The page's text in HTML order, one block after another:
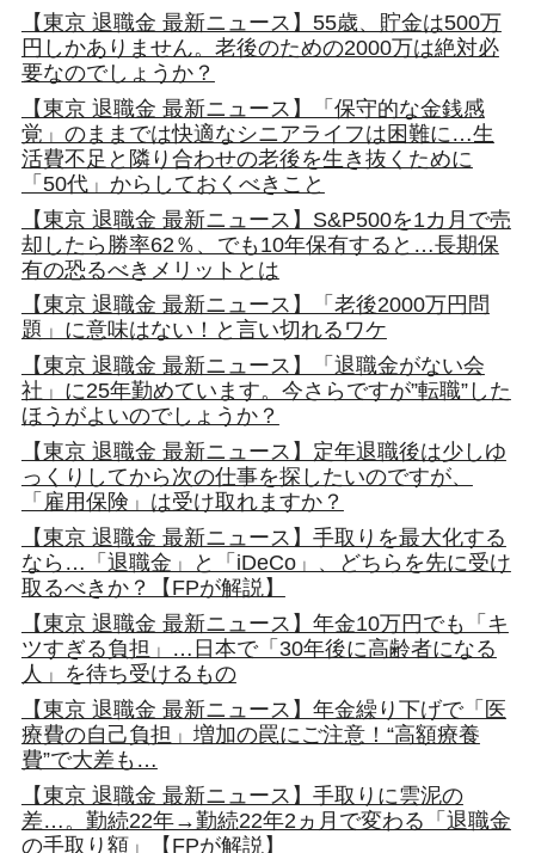
【東京 退職金 最新ニュース】55歳、貯金は500万
円しかありません。老後のための2000万は絶対必
要なのでしょうか？
【東京 退職金 最新ニュース】「保守的な金銭感
覚」のままでは快適なシニアライフは困難に…生
活費不足と隣り合わせの老後を生き抜くために
「50代」からしておくべきこと
【東京 退職金 最新ニュース】S&P500を1カ月で売
却したら勝率62％、でも10年保有すると…長期保
有の恐るべきメリットとは
【東京 退職金 最新ニュース】「老後2000万円問
題」に意味はない！と言い切れるワケ
【東京 退職金 最新ニュース】「退職金がない会
社」に25年勤めています。今さらですが”転職”した
ほうがよいのでしょうか？
【東京 退職金 最新ニュース】定年退職後は少しゆ
っくりしてから次の仕事を探したいのですが、
「雇用保険」は受け取れますか？
【東京 退職金 最新ニュース】手取りを最大化する
なら…「退職金」と「iDeCo」、どちらを先に受け
取るべきか？【FPが解説】
【東京 退職金 最新ニュース】年金10万円でも「キ
ツすぎる負担」…日本で「30年後に高齢者になる
人」を待ち受けるもの
【東京 退職金 最新ニュース】年金繰り下げで「医
療費の自己負担」増加の罠にご注意！“高額療養
費”で大差も…
【東京 退職金 最新ニュース】手取りに雲泥の
差…。勤続22年→勤続22年2ヵ月で変わる「退職金
の手取り額」【FPが解説】